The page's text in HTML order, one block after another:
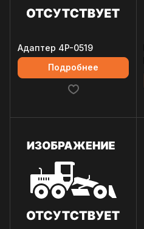
Адаптер 4P-0519
Подробнее